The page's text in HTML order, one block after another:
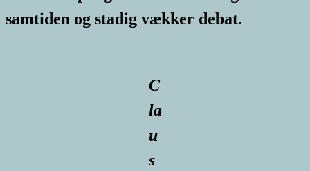
samtiden og stadig vækker debat.
C
la
u
s